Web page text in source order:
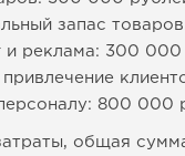
запас
и реклама: 300 000
800 000
общая